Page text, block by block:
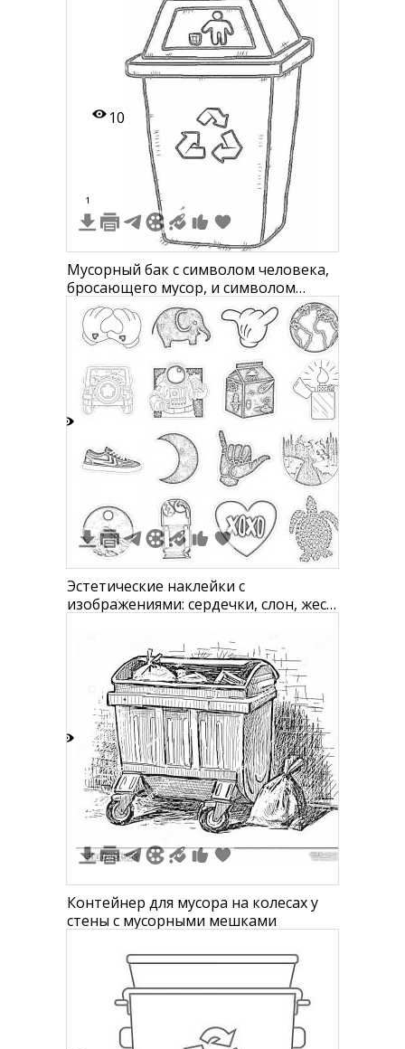
10
1
Мусорный бак с символом человека,
бросающего мусор, и символом
переработки
Эстетические наклейки с
изображениями: сердечки, слон, жест
коробка молока, япония с
высокогорьем, кроссовка,
полумесяц, жест руки с пальцами
вверх, лес с высокими горами, горная
вершина, мусорный бак, сердце с
надписью
Контейнер для мусора на колесах у
стены с мусорными мешками